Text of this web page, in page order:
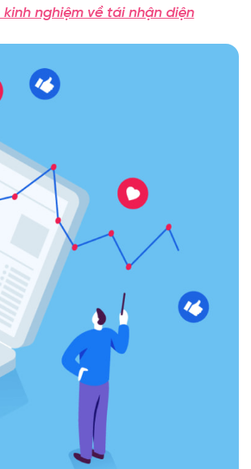
nghiệm về tái nhận diện